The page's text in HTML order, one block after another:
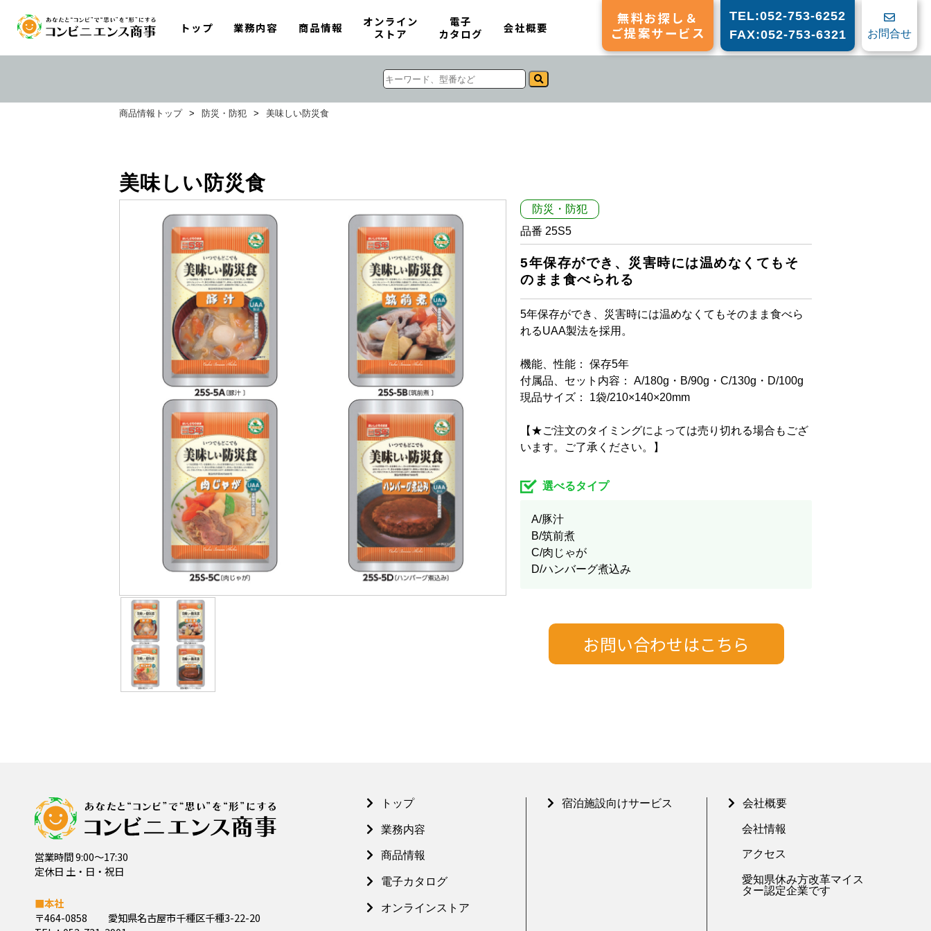
トップ 業務内容 商品情報
オンライン
ストア
電子
カタログ
会社概要
無料お探し＆
ご提案サービス
TEL:052-753-6252
FAX:052-753-6321
お問合せ
商品情報トップ > 防災・防犯 > 美味しい防災食
美味しい防災食
防災・防犯
品番 25S5
5年保存ができ、災害時には温めなくてもそ
のまま食べられる
5年保存ができ、災害時には温めなくてもそのまま食べら
れるUAA製法を採用。
機能、性能： 保存5年
付属品、セット内容： A/180g・B/90g・C/130g・D/100g
現品サイズ： 1袋/210×140×20mm
【★ご注文のタイミングによっては売り切れる場合もござ
います。ご了承ください。】
選べるタイプ
A/豚汁
B/筑前煮
C/肉じゃが
D/ハンバーグ煮込み
営業時間 9:00～17:30
定休日 土・日・祝日
■本社
〒464-0858
愛知県名古屋市千種区千種3-22-20
トップ
業務内容
商品情報
電子カタログ
オンラインストア
宿泊施設向けサービス 会社概要
会社情報
アクセス
愛知県休み方改革マイス
ター認定企業です